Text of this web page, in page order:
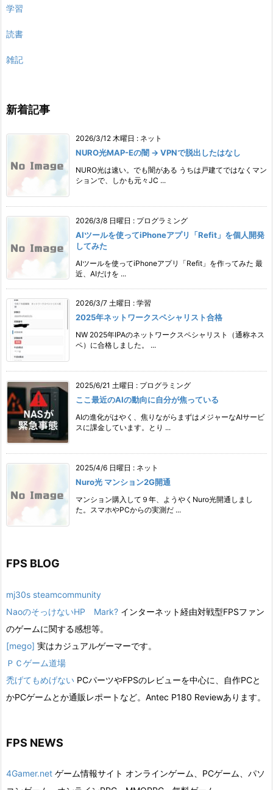
学習
読書
雑記
新着記事
2026/3/12 木曜日 : ネット
NURO光MAP-Eの闇 → VPNで脱出したはなし
NURO光は速い。でも闇がある うちは戸建てではなくマン
ションで、しかも元々JC ...
2026/3/8 日曜日 : プログラミング
AIツールを使ってiPhoneアプリ「Refit」を個人開発
してみた
AIツールを使ってiPhoneアプリ「Refit」を作ってみた 最
近、AIだけを ...
2026/3/7 土曜日 : 学習
2025年ネットワークスペシャリスト合格
NW 2025年IPAのネットワークスペシャリスト（通称ネス
ペ）に合格しました。 ...
2025/6/21 土曜日 : プログラミング
ここ最近のAIの動向に自分が焦っている
AIの進化がはやく、焦りながらまずはメジャーなAIサービ
スに課金しています。とり ...
2025/4/6 日曜日 : ネット
Nuro光 マンション2G開通
マンション購入して９年、ようやくNuro光開通しまし
た。スマホやPCからの実測だ ...
FPS BLOG
mj30s steamcommunity
NaoのそっけないHP Mark? インターネット経由対戦型FPSファン
のゲームに関する感想等。
[mego] 実はカジュアルゲーマーです。
ＰＣゲーム道場
禿げてもめげない PCパーツやFPSのレビューを中心に、自作PCと
かPCゲームとか通販レポートなど。Antec P180 Reviewあります。
FPS NEWS
4Gamer.net ゲーム情報サイト オンラインゲーム、PCゲーム、パソ